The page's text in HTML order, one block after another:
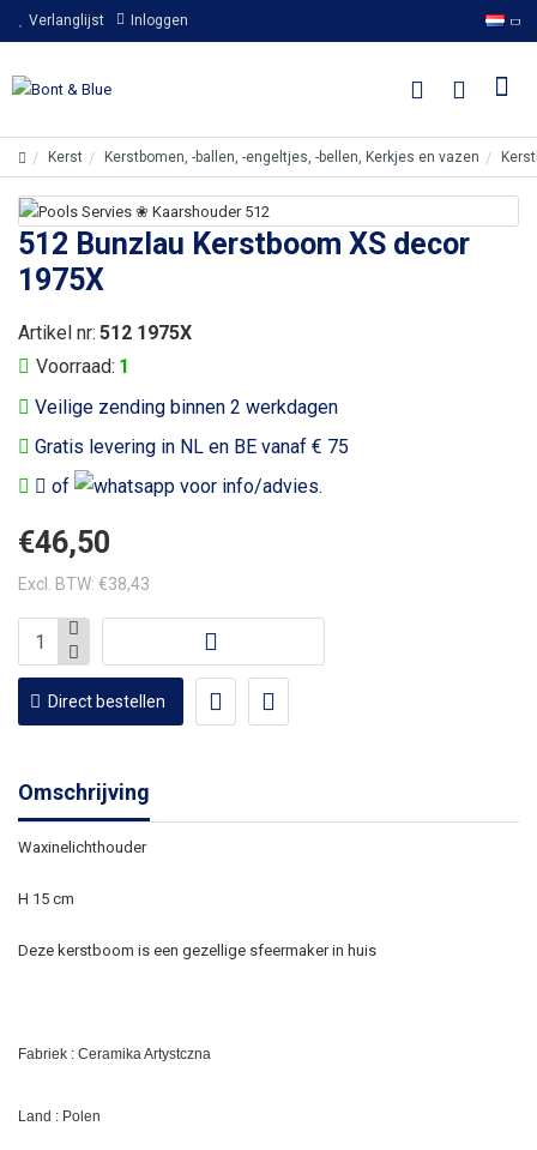
Verlanglijst Inloggen
Kerst Kerstbomen, -ballen, -engeltjes, -bellen, Kerkjes en vazen
512 Bunzlau Kerstboom XS decor
1975X
Veilige zending binnen 2 werkdagen
Gratis levering in NL en BE vanaf € 75
of
voor info/advies.
Voorraad: 1
Artikel nr: 512 1975X
€46,50
Excl. BTW: €38,43
Direct bestellen
Omschrijving
Waxinelichthouder
H 15 cm
Deze kerstboom is een gezellige sfeermaker in huis
Fabriek : Ceramika Artystczna
Land : Polen